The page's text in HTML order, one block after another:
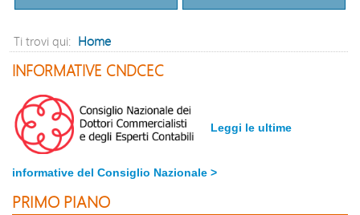
Ti trovi qui: Home
INFORMATIVE CNDCEC
Leggi le ultime
informative del Consiglio Nazionale >
PRIMO PIANO